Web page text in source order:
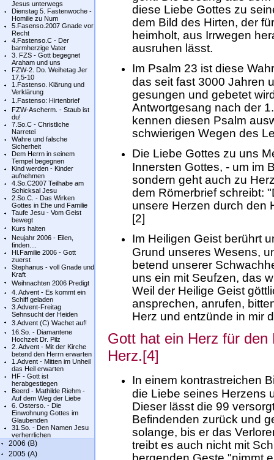
Jesus unterwegs
Dienstag 5. Fastenwoche -
Homilie zu Num
5.Fasenso.2007 Gnade vor
Recht
4.Fastenso.C - Der
barmherzige Vater
3. FZS - Gott begegnet
Araham und uns
FZW-2. Do. Weihetag Jer
17,5-10
1.Fastenso. Klärung und
Verklärung
1.Fastenso: Hirtenbrief
FZW-Ascherm. - Staub ist
du!
7.So.C - Christliche
Narretei
Wahre und falsche
Sicherheit
Dem Herrn in seinem
Tempel begegnen
Kind werden - Kinder
aufnehmen
4.So.C2007 Teilhabe am
Schicksal Jesu
2.So.C. - Das Wirken
Gottes in Ehe und Familie
Taufe Jesu - Vom Geist
bewegt
Kurs halten
Neujahr 2006 - Eilen,
finden....
Hl.Familie 2006 - Gott
zuerst
Stephanus - voll Gnade und
Kraft
Weihnachten 2006 Predigt
4. Advent - Es kommt ein
Schiff geladen
3.Advent-Freitag
Sehnsucht der Heiden
3.Advent (C) Wachet auf!
16.So. - Diamantene
Hochzeit Dr. Pilz
2. Advent - Mit der Kirche
betend den Herrn erwarten
1.Advent - Mitten im Unheil
das Heil erwarten
HF - Gott ist
herabgestiegen
Beerd - Mathilde Riehm -
Auf dem Weg der Liebe
6. Osterso. - Die
Einwohnung Gottes im
Glaubenden
31.So. - Den Namen Jesu
verherrlichen
2006 (B)
2005 (A)
diese Liebe Gottes zu
dem Bild des Hirten, der
heimholt, aus Irrwegen
ausruhen lässt.
Im Psalm 23 ist diese
das seit fast 3000 Jahren
gesungen und gebetet
Antwortgesang nach der
kennen diesen Psalm
schwierigen Wegen des
Die Liebe Gottes zu uns
Innersten Gottes, - um im
sondern geht auch zu
dem Römerbrief schreibt:
unsere Herzen durch den
[2]
Im Heiligen Geist berührt
Grund unseres Wesens,
betend unserer
uns ein mit Seufzen, das
Weil der Heilige Geist
ansprechen, anrufen,
Herz und entzünde in mir
Gott hat ein Herz für
Herz.[4]
In einem kontrastreichen
die Liebe seines Herzens
Dieser lässt die 99
Befindenden zurück und
solange, bis er das
treibt es auch nicht mit
bergenden Geste "nimmt